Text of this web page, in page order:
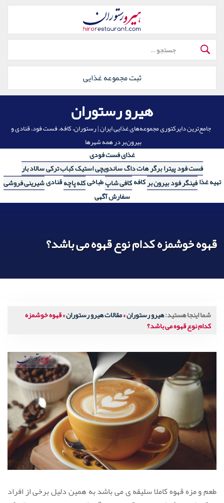
پرش
محتوا
جستجو
برای:
ثبت مجموعه غذایی
هیرو رستوران
جامع‌ترین دایرکتوری مجموعه‌های غذایی ایران | رستوران، کافه، فست فود، قنادی و
بیرون‌بر در همه شهرها
غذای فست فودی
فست فودپیترابرگرهات داگساندویچیاستیککباب ترکیسالاد بار
تهیه غذافینگر فودبیرون برکافهکافی شاپطباخیکله پاچهقنادیشیرینی فروشی
سفارش آگهی
قهوه خوشمزه کدام نوع قهوه می باشد؟
شما اینجا هستید:هیرو رستوران»مقالات هیرو رستوران»قهوه خوشمزه
کدام نوع قهوه می باشد؟
طعم و مزه قهوه کاملا سلیقه ی می باشد به همین دلیل برخی از افراد